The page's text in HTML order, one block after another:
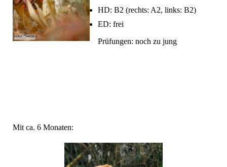
HD: B2 (rechts: A2, links: B2)
ED: frei
Prüfungen: noch zu jung
Mit ca. 6 Monaten: